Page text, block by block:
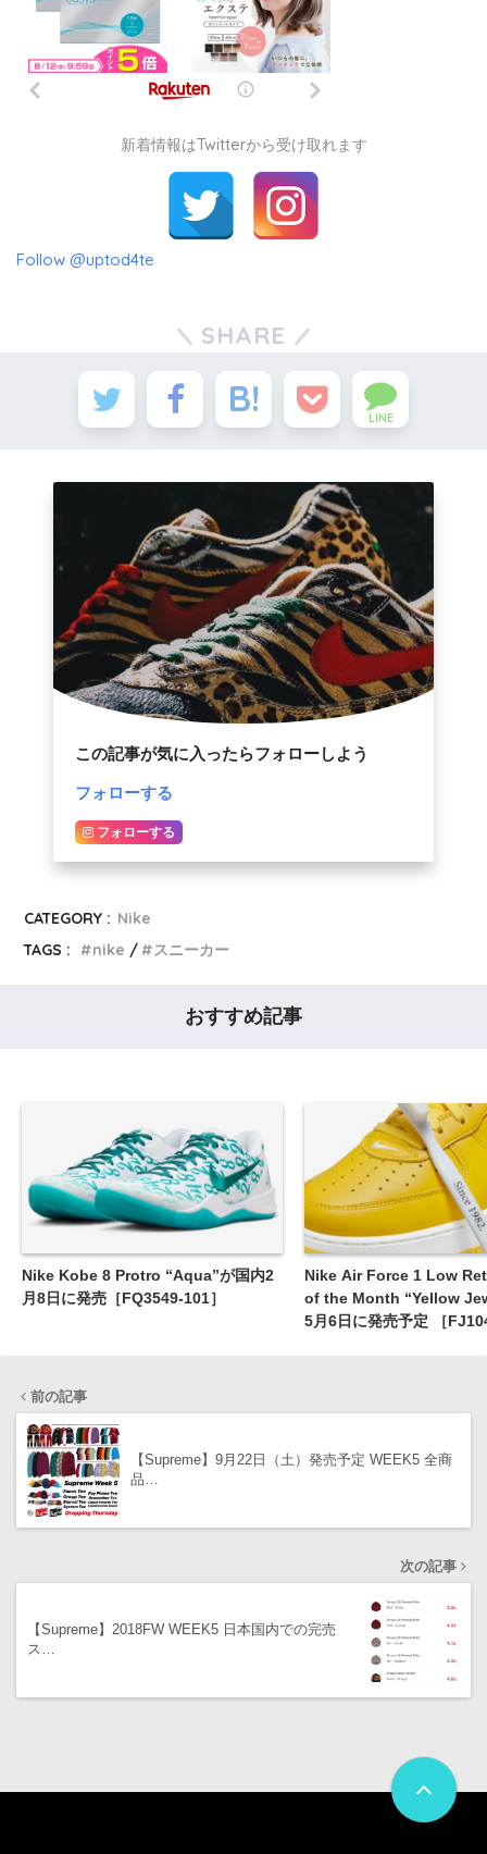
新着情報はTwitterから受け取れます
Follow @uptod4te
SHARE
LINE
この記事が気に入ったらフォローしよう
フォローする
フォローする
CATEGORY : Nike
TAGS :
nike スニーカー
おすすめ記事
Nike Kobe 8 Protro “Aqua”が国内2
月8日に発売［FQ3549-101］
Nike Air Force 1 Low
of the Month “Yellow
5月6日に発売予定 ［
前の記事
【Supreme】9月22日（土）発売予定 WEEK5 全商
品…
次の記事
【Supreme】2018FW WEEK5 日本国内での完売
ス…